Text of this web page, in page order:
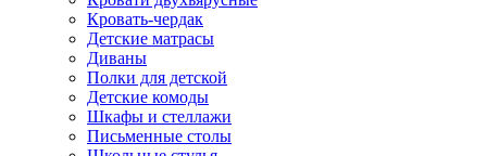
Кровать-чердак
Детские матрасы
Диваны
Полки для детской
Детские комоды
Шкафы и стеллажи
Письменные столы